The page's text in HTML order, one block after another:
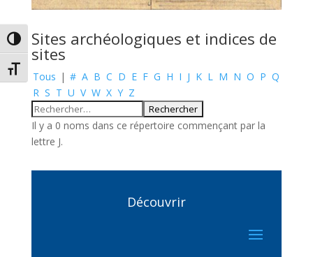
Passer en contraste élevé
Changer la taille de la police
Sites archéologiques et indices de
sites
Tous | # A B C D E F G H I J K L M N O P Q
R S T U V W X Y Z
Il y a 0 noms dans ce répertoire commençant par la
lettre J.
Découvrir